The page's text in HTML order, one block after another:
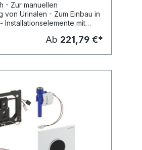
- Zur manuellen
Geberit Urinal-
ab Baujahr 2009 -
- Manuelle Spülauslösung -
- Geringe
- Spülauslösung beim
mit Luftdüsen
- Betätigungsplatte aus
Ab 221,79 €*